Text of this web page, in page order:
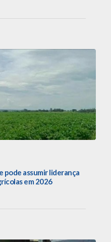
pode assumir liderança
em 2026